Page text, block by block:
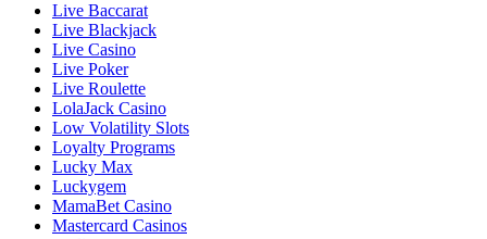
Live Baccarat
Live Blackjack
Live Casino
Live Poker
Live Roulette
LolaJack Casino
Low Volatility Slots
Loyalty Programs
Lucky Max
Luckygem
MamaBet Casino
Mastercard Casinos